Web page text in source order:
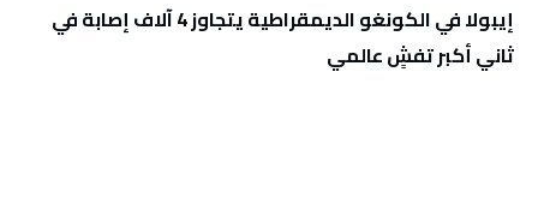
إيبولا في الكونغو الديمقراطية يتجاوز 4 آلاف إصابة في
ثاني أكبر تفشٍ عالمي